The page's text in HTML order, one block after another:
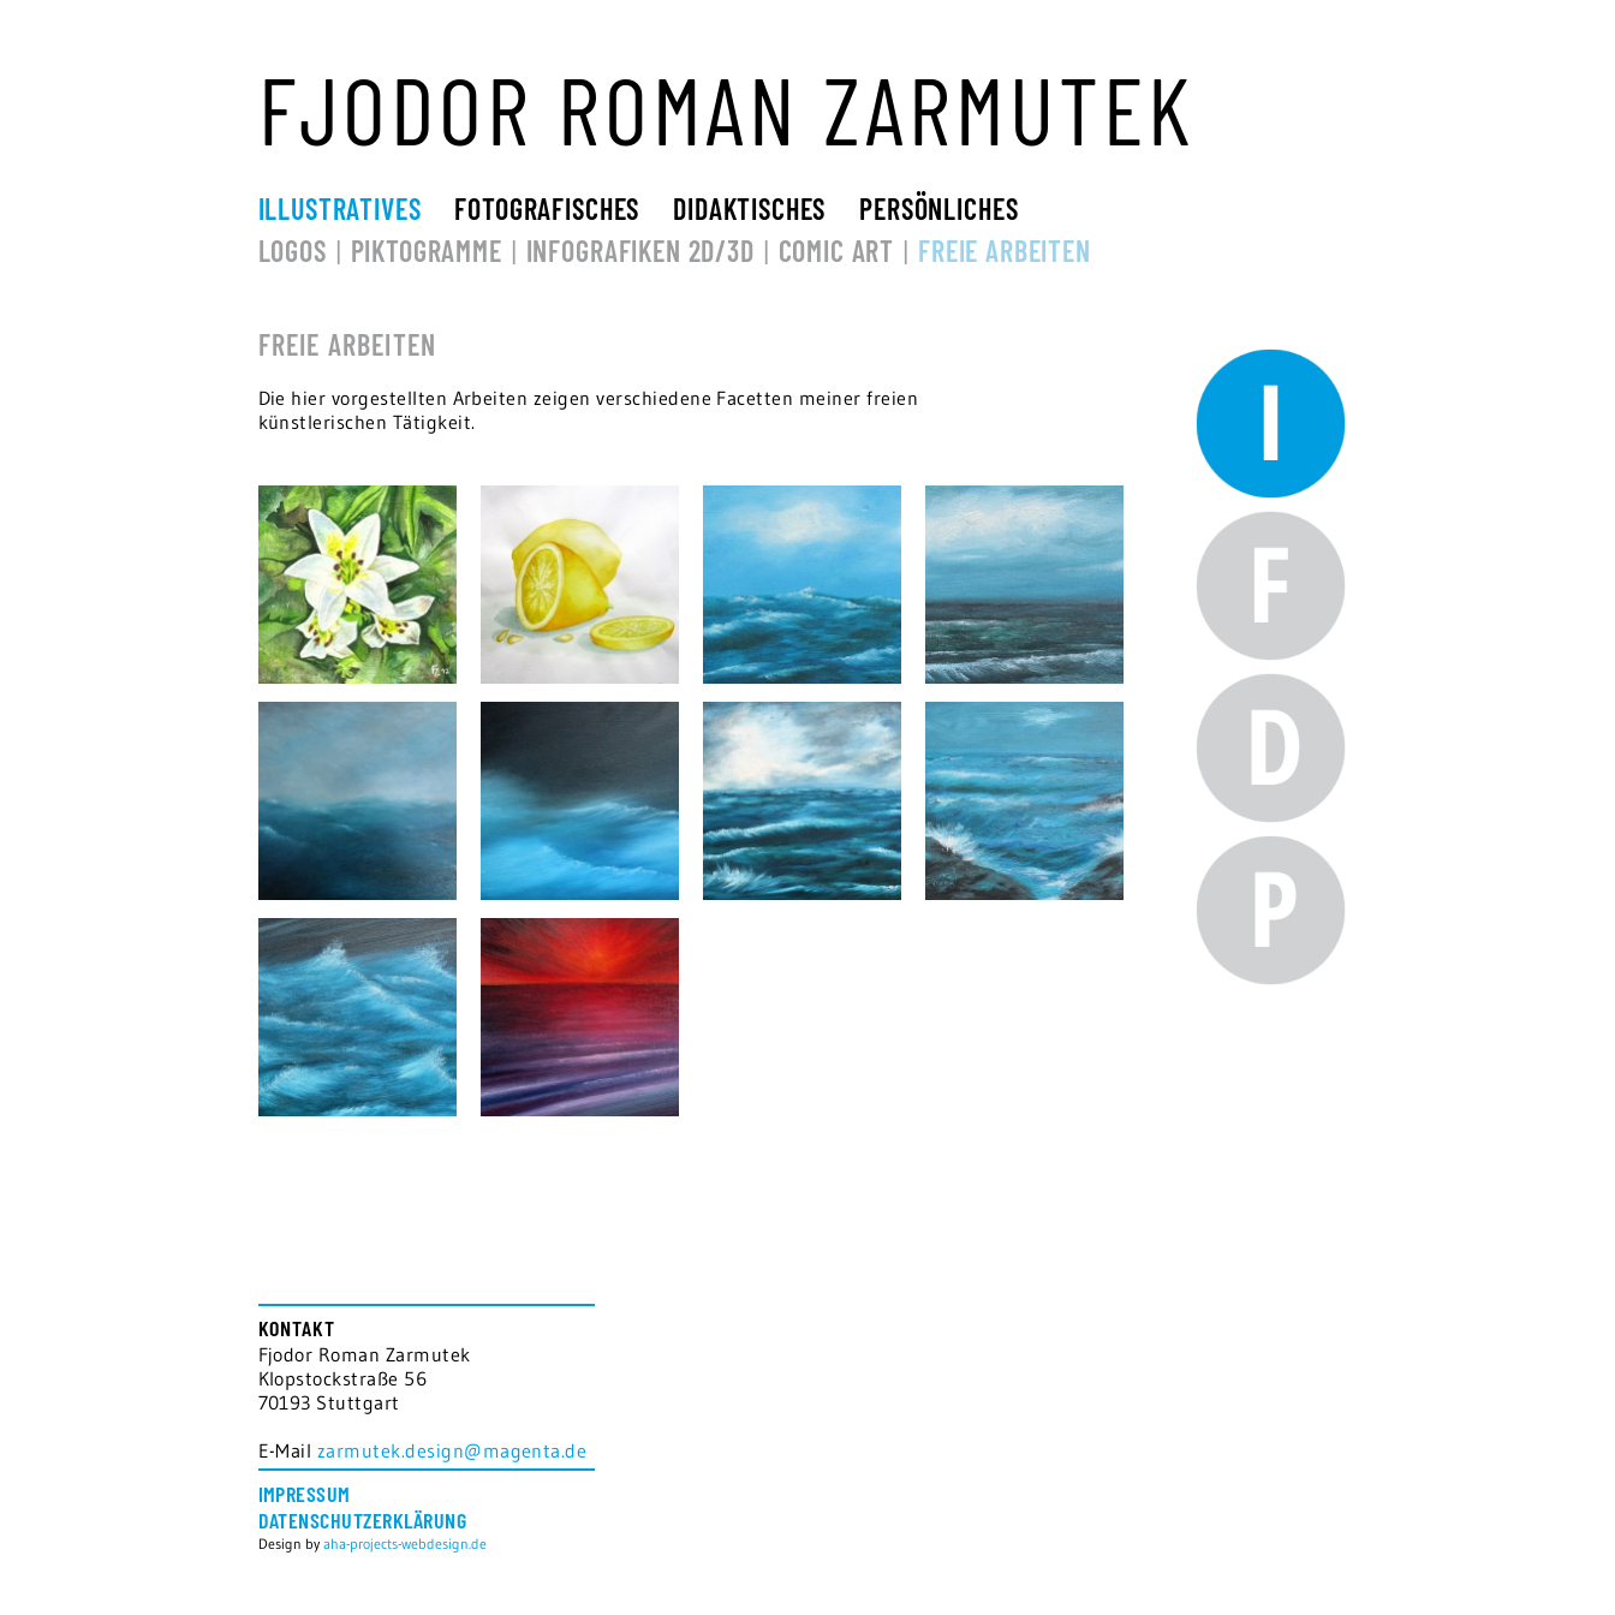
FJODOR ROMAN ZARMUTEK
ILLUSTRATIVES
LOGOS
PIKTOGRAMME INFOGRAFIKEN 2D/3D COMIC ART FREIE ARBEITEN
FOTOGRAFISCHES DIDAKTISCHES PERSÖNLICHES
FREIE ARBEITEN
Die hier vorgestellten Arbeiten zeigen verschiedene Facetten meiner freien
künstlerischen Tätigkeit.
KONTAKT
Fjodor Roman Zarmutek
Klopstockstraße 56
70193 Stuttgart
E-Mail zarmutek.design@magenta.de
IMPRESSUM
DATENSCHUTZERKLÄRUNG
Design by aha-projects-webdesign.de